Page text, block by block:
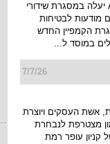
בטכנולוגיית AI יעלה במסגרת שידורי
מודעות לבטיחות
הקמפיין החדש
במוסד ל...
7/7/26
אשת העסקים ויוצרת
מצטרפת לנבחרת
קניון עופר רמת